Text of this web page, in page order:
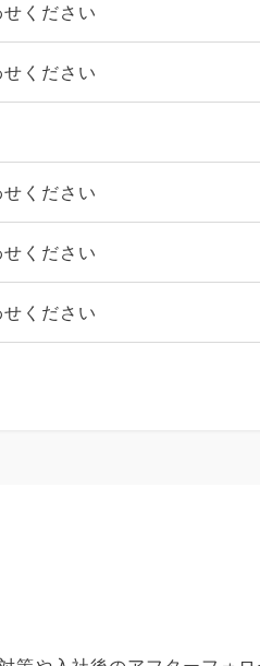
ください
ください
ください
ください
ください